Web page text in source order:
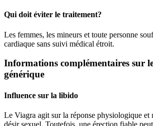
Qui doit éviter le traitement?
Les femmes, les mineurs et toute personne
cardiaque sans suivi médical étroit.
Informations complémentaires sur
générique
Influence sur la libido
Le Viagra agit sur la réponse physiologique et
désir sexuel. Toutefois, une érection fiable